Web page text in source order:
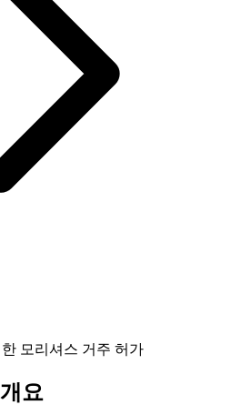
모리셔스 거주 허가
요